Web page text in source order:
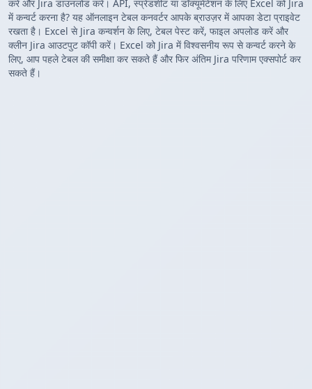
करें और Jira डाउनलोड करें। API, स्प्रेडशीट या डॉक्यूमेंटेशन के लिए Excel को Jira
में कन्वर्ट करना है? यह ऑनलाइन टेबल कनवर्टर आपके ब्राउज़र में आपका डेटा प्राइवेट
रखता है। Excel से Jira कन्वर्शन के लिए, टेबल पेस्ट करें, फाइल अपलोड करें और
क्लीन Jira आउटपुट कॉपी करें। Excel को Jira में विश्वसनीय रूप से कन्वर्ट करने के
लिए, आप पहले टेबल की समीक्षा कर सकते हैं और फिर अंतिम Jira परिणाम एक्सपोर्ट कर
सकते हैं।